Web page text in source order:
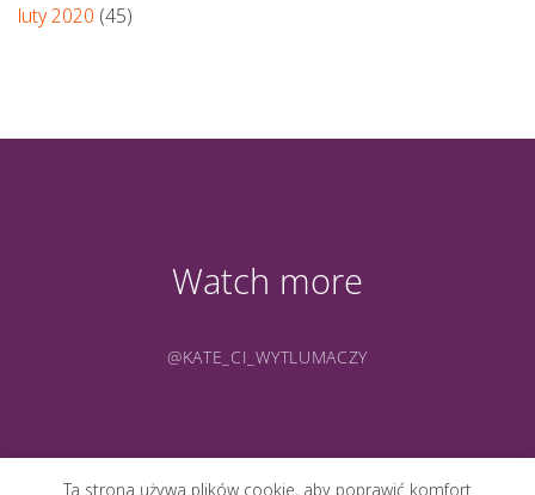
luty 2020 (45)
Watch more
@KATE_CI_WYTLUMACZY
Ta strona używa plików cookie, aby poprawić komfort